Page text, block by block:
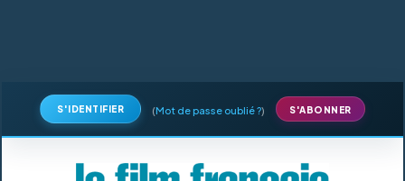
S'IDENTIFIER (Mot de passe oublié ?) S'ABONNER